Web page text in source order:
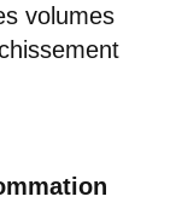
volumes